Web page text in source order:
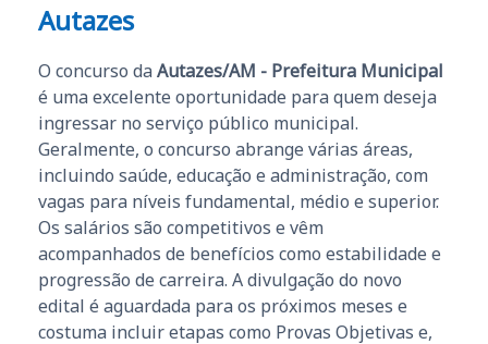
Autazes
O concurso da Autazes/AM - Prefeitura Municipal
é uma excelente oportunidade para quem deseja
ingressar no serviço público municipal.
Geralmente, o concurso abrange várias áreas,
incluindo saúde, educação e administração, com
vagas para níveis fundamental, médio e superior.
Os salários são competitivos e vêm
acompanhados de benefícios como estabilidade e
progressão de carreira. A divulgação do novo
edital é aguardada para os próximos meses e
costuma incluir etapas como Provas Objetivas e,